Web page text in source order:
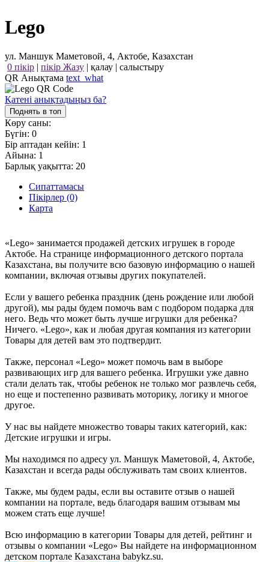
Lego
ул. Маншук Маметовой, 4, Актобе, Казахстан
0 пікір | пікір Жазу | қалау | салыстыру
QR Анықтама text_what
Қатені анықтадыңыз ба?
Поднять в топ
Көру саны:
Бүгін: 0
Бір аптадан кейін: 1
Айына: 1
Барлық уақытта: 20
Сипаттамасы
Пікірлер (0)
Карта
«Lego» занимается продажей детских игрушек в городе
Актобе. На странице информационного детского портала
Казахстана, вы получите всю базовую информацию о нашей
компании, включая отзывы других покупателей.
Если у вашего ребенка праздник (день рождение или любой
другой), мы рады будем помочь вам с подбором подарка для
него. Ведь что может быть лучше игрушки для ребенка?
Ничего. «Lego», как и любая другая компания из категории
Товары для детей вам это подтвердит.
Также, персонал «Lego» может помочь вам в выборе
развивающих игр для вашего ребенка. Игрушки уже давно
стали делать так, чтобы ребенок не только мог развлечь себя,
но еще и постепенно развивать моторику, логику и многое
другое.
У нас вы найдете множество товары таких категорий, как:
Детские игрушки и игры.
Мы находимся по адресу ул. Маншук Маметовой, 4, Актобе,
Казахстан и всегда рады обслуживать там своих клиентов.
Также, мы будем рады, если вы оставите отзыв о нашей
компании на портале, ведь благодаря вашим отзывам мы
можем стать еще лучше!
Всю информацию в категории Товары для детей, рейтинг и
отзывы о компании «Lego» Вы найдете на информационном
детском портале Казахстана babykz.su.